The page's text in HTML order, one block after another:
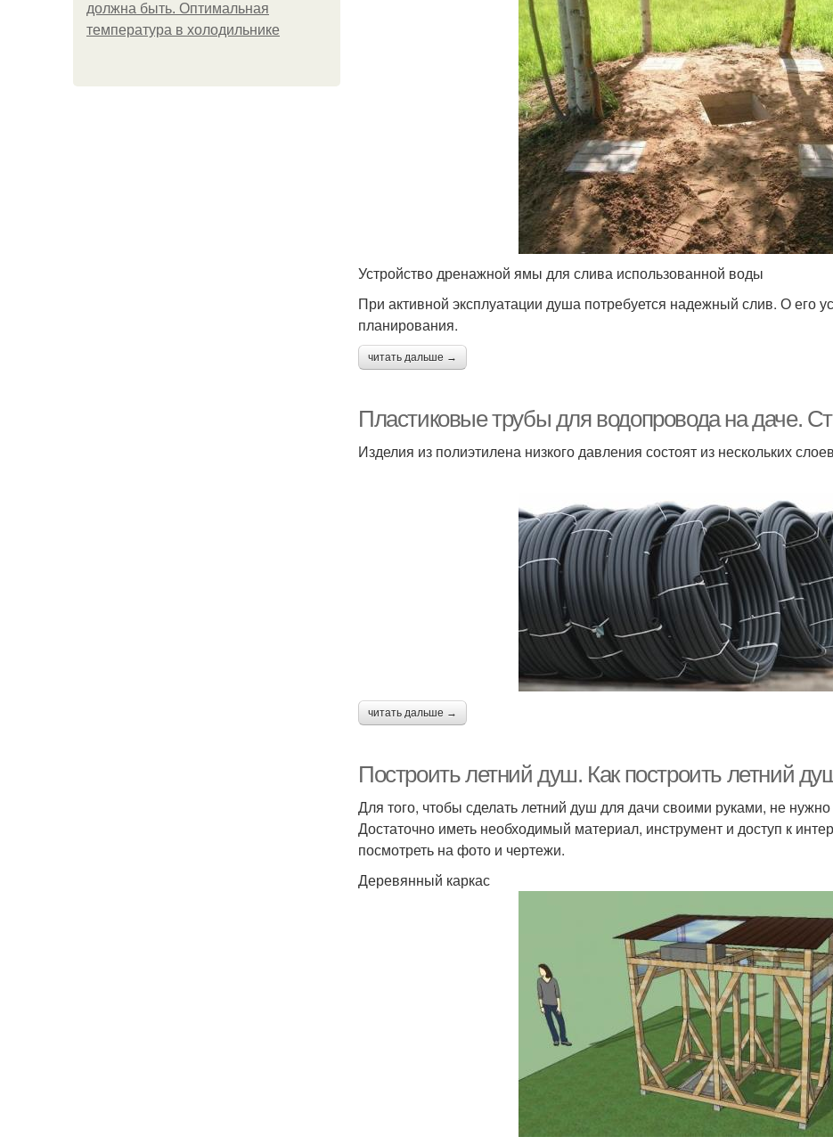
должна быть. Оптимальная
температура в холодильнике
Устройство дренажной ямы для слива использованной воды
При активной эксплуатации душа потребуется надежный слив. О его
планирования.
читать дальше →
Пластиковые трубы для водопровода на даче.
Изделия из полиэтилена низкого давления состоят из нескольких
читать дальше →
Построить летний душ. Как построить летний
Для того, чтобы сделать летний душ для дачи своими руками, не
Достаточно иметь необходимый материал, инструмент и доступ к
посмотреть на фото и чертежи.
Деревянный каркас